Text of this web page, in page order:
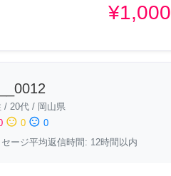
¥1,000
/ 20代 / 岡山県
sentiment_neutral 0 sentiment_dissatisfied 0
セージ平均返信時間: 12時間以内